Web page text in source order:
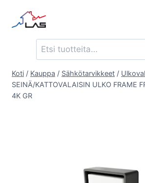
sisältöön
Etsi:
Koti / Kauppa / Sähkötarvikkeet /
SEINÄ/KATTOVALAISIN ULKO FRAME
4K GR